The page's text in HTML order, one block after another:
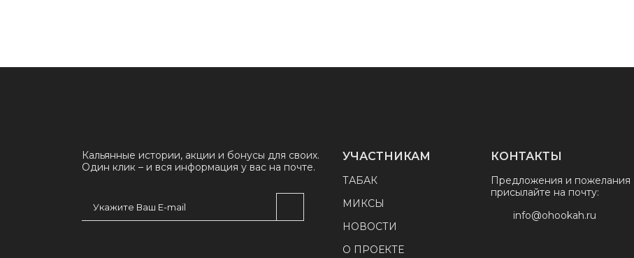
Кальянные истории, акции и бонусы для своих.
Один клик – и вся информация у вас на почте.
УЧАСТНИКАМ
ТАБАК
МИКСЫ
НОВОСТИ
О ПРОЕКТЕ
КОНТАКТЫ
Предложения и пожелания
присылайте на почту:
info@ohookah.ru